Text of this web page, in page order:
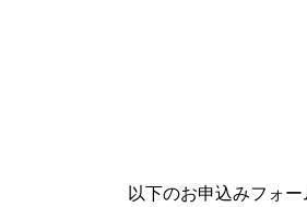
以下のお申込みフォ